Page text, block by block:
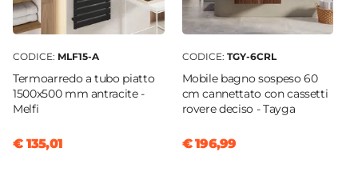
CODICE: MLF15-A
Termoarredo a tubo piatto
1500x500 mm antracite -
Melfi
€ 135,01
CODICE: TGY-6CRL
Mobile bagno sospeso 60
cm cannettato con cassetti
rovere deciso - Tayga
€ 196,99